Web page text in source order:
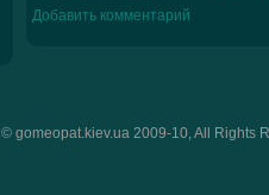
Добавить комментарий
© gomeopat.kiev.ua 2009-10, All Rights